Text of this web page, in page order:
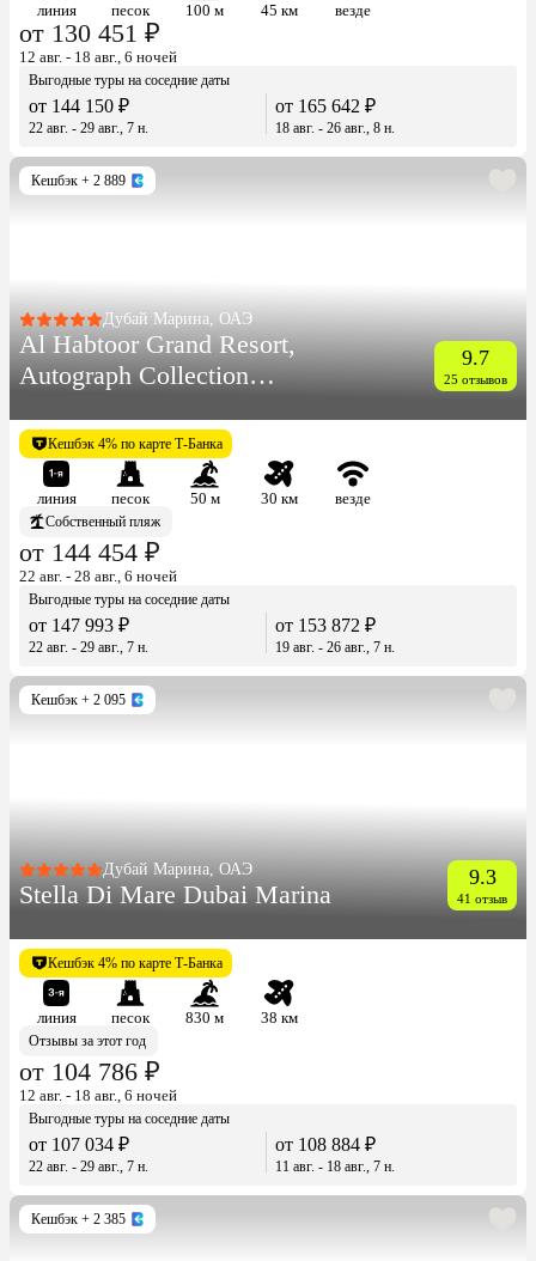
линия песок 100 м 45 км везде
от 130 451 ₽
12 авг. - 18 авг., 6 ночей
Выгодные туры на соседние даты
от 144 150 ₽
22 авг. - 29 авг., 7 н.
от 165 642 ₽
18 авг. - 26 авг., 8 н.
Кешбэк + 2 889
Дубай Марина, ОАЭ
Al Habtoor Grand Resort,
Autograph Collection
Resort & Spa)
9.7
25 отзывов
Кешбэк 4% по карте Т-Банка
линия песок 50 м 30 км
везде
Собственный пляж
от 144 454 ₽
22 авг. - 28 авг., 6 ночей
Выгодные туры на соседние даты
от 147 993 ₽
22 авг. - 29 авг., 7 н.
от 153 872 ₽
19 авг. - 26 авг., 7 н.
Кешбэк + 2 095
Дубай Марина, ОАЭ
Stella Di Mare Dubai Marina
9.3
41 отзыв
Кешбэк 4% по карте Т-Банка
линия песок 830 м
38 км
Отзывы за этот год
от 104 786 ₽
12 авг. - 18 авг., 6 ночей
Выгодные туры на соседние даты
от 107 034 ₽
22 авг. - 29 авг., 7 н.
от 108 884 ₽
11 авг. - 18 авг., 7 н.
Кешбэк + 2 385